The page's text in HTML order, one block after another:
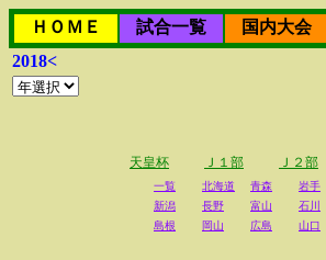
ＨＯＭＥ 試合一覧 国内大会
2018<
天皇杯 Ｊ１部 Ｊ２部
一覧 北海道 青森 岩手
新潟
長野 富山 石川
島根
岡山 広島 山口